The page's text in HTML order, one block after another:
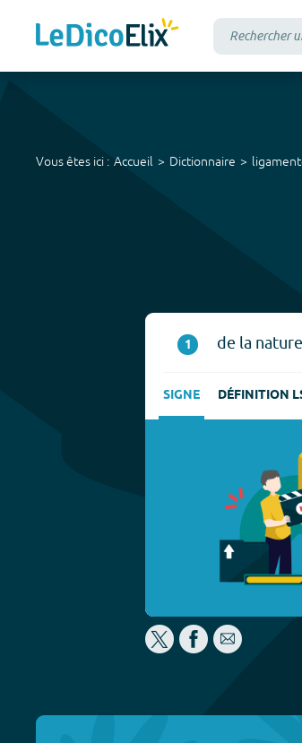
Vous êtes ici : Accueil Dictionnaire
1 de la
SIGNE DÉFINITION